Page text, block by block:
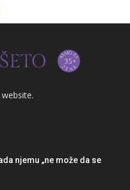
njemu „ne može da se